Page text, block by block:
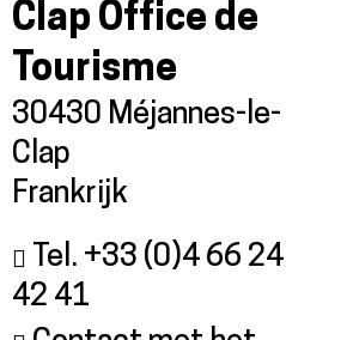
Clap Office de
Tourisme
30430 Méjannes-le-
Clap
Frankrijk
Tel. +33 (0)4 66 24
42 41